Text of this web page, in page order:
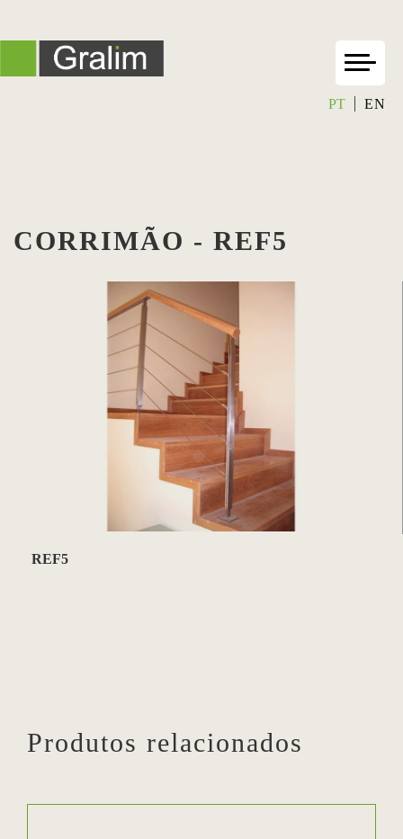
PT EN
CORRIMÃO - REF5
REF5
Produtos relacionados